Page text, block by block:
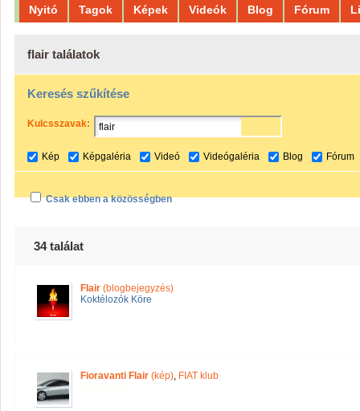
Nyitó Tagok Képek Videók Blog Fórum
flair találatok
Keresés szűkítése
Kulcsszavak:
Kép Képgaléria Videó Videógaléria Blog Fórum
Csak ebben a közösségben
34 találat
Flair (blogbejegyzés)
Koktélozók Köre
Fioravanti Flair (kép), FIAT klub